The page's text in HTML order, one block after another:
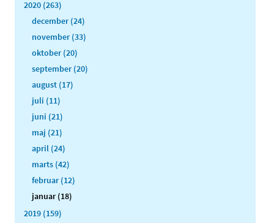
2020 (263)
december (24)
november (33)
oktober (20)
september (20)
august (17)
juli (11)
juni (21)
maj (21)
april (24)
marts (42)
februar (12)
januar (18)
2019 (159)